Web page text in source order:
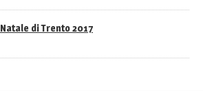
di Trento 2017